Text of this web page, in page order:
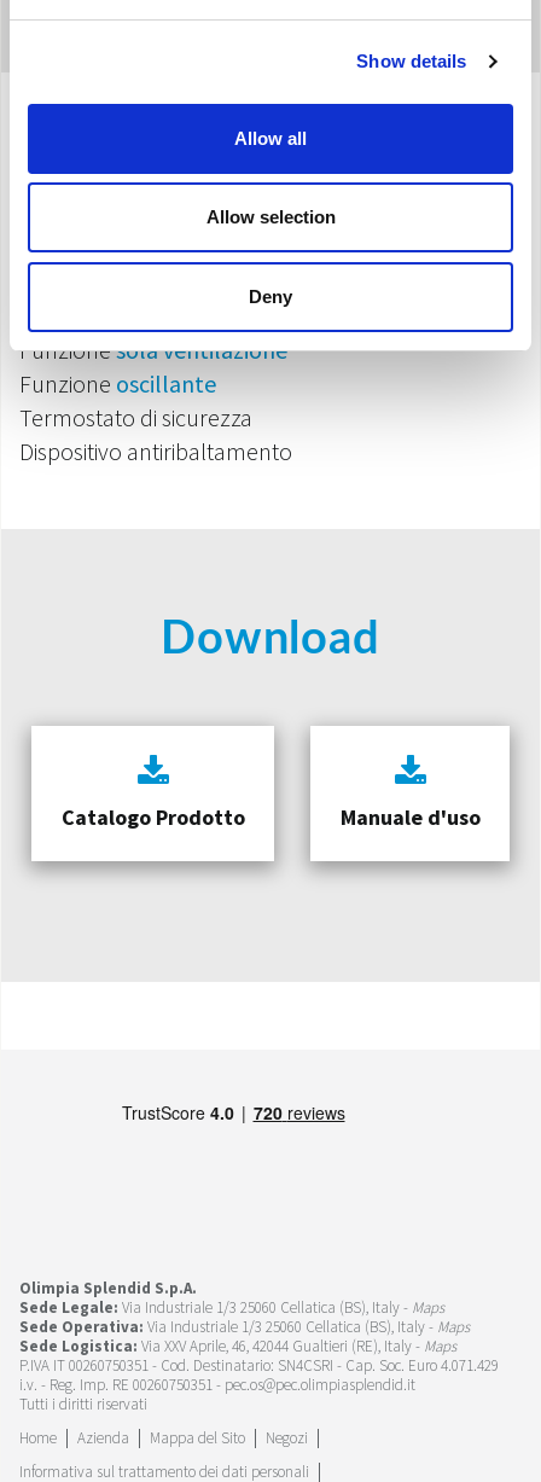
Show details
Allow all
Allow selection
Deny
Specifiche
Resistenza ad aghi
Potenza termica selezionabile:
dal gocciolamento verticale
Funzionesolaventilazione
Funzione oscillante
Termostato di sicurezza
Dispositivo antiribaltamento
Download
Catalogo Prodotto Manuale d'uso
Olimpia Splendid S.p.A.
Sede Legale: Via Industriale 1/3 25060 Cellatica (BS), Italy - Maps
Sede Operativa: Via Industriale 1/3 25060 Cellatica (BS), Italy - Maps
Sede Logistica: Via XXV Aprile, 46, 42044 Gualtieri (RE), Italy - Maps
P.IVA IT 00260750351 - Cod. Destinatario: SN4CSRI - Cap. Soc. Euro 4.071.429
i.v. - Reg. Imp. RE 00260750351 - pec.os@pec.olimpiasplendid.it
Tutti i diritti riservati
Home
Azienda Mappa del Sito
Negozi
Informativa sul trattamento dei dati personali